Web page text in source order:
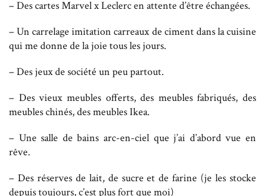
– Des cartes Marvel x Leclerc en attente d’être échangées.
– Un carrelage imitation carreaux de ciment dans la cuisine
qui me donne de la joie tous les jours.
– Des jeux de société un peu partout.
– Des vieux meubles offerts, des meubles fabriqués, des
meubles chinés, des meubles Ikea.
– Une salle de bains arc-en-ciel que j’ai d’abord vue en
rêve.
– Des réserves de lait, de sucre et de farine (je les stocke
depuis toujours, c’est plus fort que moi)